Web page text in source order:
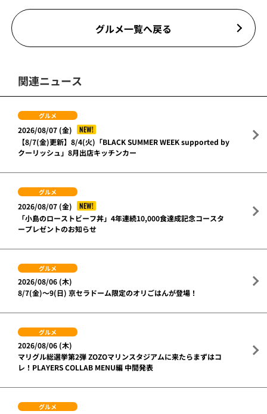
グルメ一覧へ戻る
関連ニュース
グルメ
2026/08/07 (金)
NEW!
【8/7(金)更新】8/4(火)「BLACK SUMMER WEEK supported by
クーリッシュ」8月出店キッチンカー
グルメ
2026/08/07 (金)
NEW!
「小島のローストビーフ丼」4年連続10,000食達成記念コースタ
ープレゼントのお知らせ
グルメ
2026/08/06 (木)
8/7(金)～9(日) 京セラドーム限定のオリごはんが登場！
グルメ
2026/08/06 (木)
マリグル総選挙第2弾 ZOZOマリンスタジアムに来たらまずはコ
レ！PLAYERS COLLAB MENU編 中間発表
グルメ